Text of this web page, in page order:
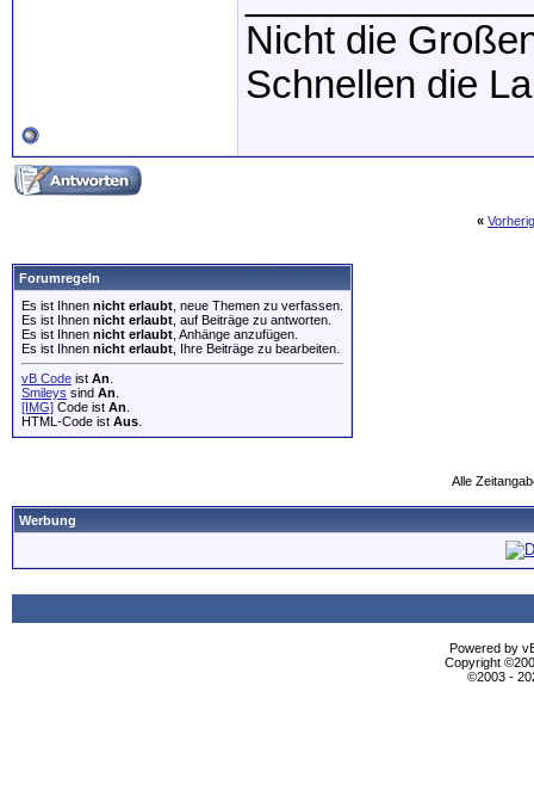
Nicht die
Schnellen die
«
Forumregeln
Es ist Ihnen nicht erlaubt , neue Themen zu verfassen.
Es ist Ihnen nicht erlaubt , auf Beiträge zu antworten.
Es ist Ihnen nicht erlaubt , Anhänge anzufügen.
Es ist Ihnen nicht erlaubt , Ihre Beiträge zu bearbeiten.
vB Code ist An
Smileys sind An
[IMG] Code ist An
HTML-Code ist Aus
Alle
Werbung
Powered by
Copyright
©2003 -